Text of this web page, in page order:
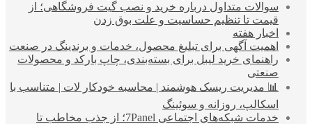
سوالات متداول درباره خرید و نصب گیت فروشگاهی؛ از
قیمت تا تنظیم حساسیت و علت بوق زدن
اخبار هفته
اهمیت آگهی برای تبلیغ محصول، خدمات و برندینگ در صنعت
راهنمای خرید لیبل برای بسته‌بندی، چاپ بارکد و محصولات
صنعتی
📊 مدیریت ریسک هوشمند | محاسبه خودکار لات | متناسب با
اسکالپ، روزانه و سوئینگ
خدمات شبکه‌های اجتماعی 7Panel؛ از جذب مخاطب تا